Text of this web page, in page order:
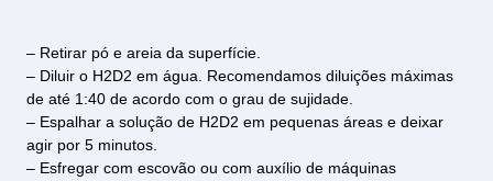
– Retirar pó e areia da superfície.
– Diluir o H2D2 em água. Recomendamos diluições máximas
de até 1:40 de acordo com o grau de sujidade.
– Espalhar a solução de H2D2 em pequenas áreas e deixar
agir por 5 minutos.
– Esfregar com escovão ou com auxílio de máquinas